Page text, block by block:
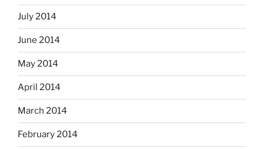
July 2014
June 2014
May 2014
April 2014
March 2014
February 2014